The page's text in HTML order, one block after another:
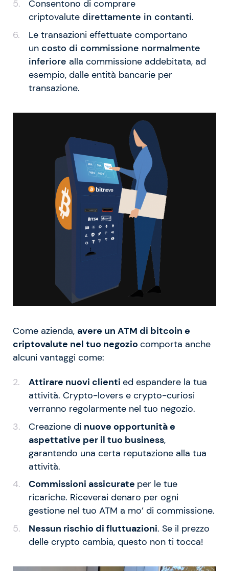
Consentono di comprare
criptovalute direttamente in contanti.
Le transazioni effettuate comportano
un costo di commissione normalmente
inferiore alla commissione addebitata, ad
esempio, dalle entità bancarie per
transazione.
Come azienda, avere un ATM di bitcoin e
criptovalute nel tuo negozio comporta anche
alcuni vantaggi come:
Attirare nuovi clienti ed espandere la tua
attività. Crypto-lovers e crypto-curiosi
verranno regolarmente nel tuo negozio.
Creazione di nuove opportunità e
aspettative per il tuo business,
garantendo una certa reputazione alla tua
attività.
Commissioni assicurate per le tue
ricariche. Riceverai denaro per ogni
gestione nel tuo ATM a mo’ di commissione.
Nessun rischio di fluttuazioni. Se il prezzo
delle crypto cambia, questo non ti tocca!